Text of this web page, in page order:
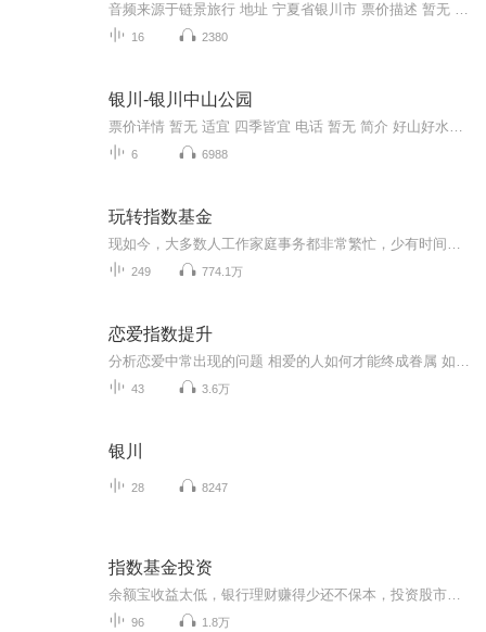
16 2380
银川-银川中山公园
6 6988
玩转指数基金
249 774.1万
恋爱指数提升
43 3.6万
银川
28 8247
指数基金投资
96 1.8万